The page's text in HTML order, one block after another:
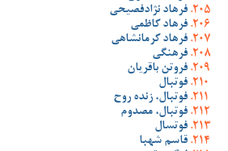
فرهاد نژادفصیحی
فرهاد کاظمی
فرهاد کرمانشاهی
فرهنگی
فروتن باقریان
فوتبال
فوتبال، زنده روح
فوتبال، مصدوم
فوتسال
قاسم شهبا